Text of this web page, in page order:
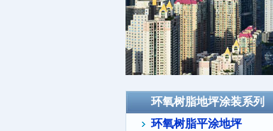
环氧树脂地坪涂装系列
环氧树脂平涂地坪